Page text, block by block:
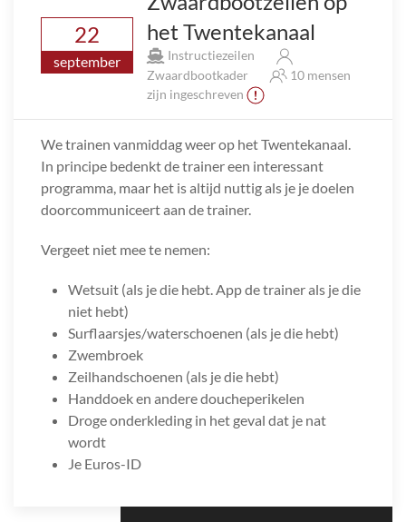
22
september
het Twentekanaal
Instructiezeilen
Zwaardbootkader
10 mensen
zijn ingeschreven
We trainen vanmiddag weer op het Twentekanaal.
In principe bedenkt de trainer een interessant
programma, maar het is altijd nuttig als je je doelen
doorcommuniceert aan de trainer.
Vergeet niet mee te nemen:
Wetsuit (als je die hebt. App de trainer als je die
niet hebt)
Surflaarsjes/waterschoenen (als je die hebt)
Zwembroek
Zeilhandschoenen (als je die hebt)
Handdoek en andere doucheperikelen
Droge onderkleding in het geval dat je nat
wordt
Je Euros-ID